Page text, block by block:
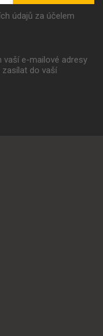
údajů za účelem
vaší e-mailové adresy
zasílat do vaší